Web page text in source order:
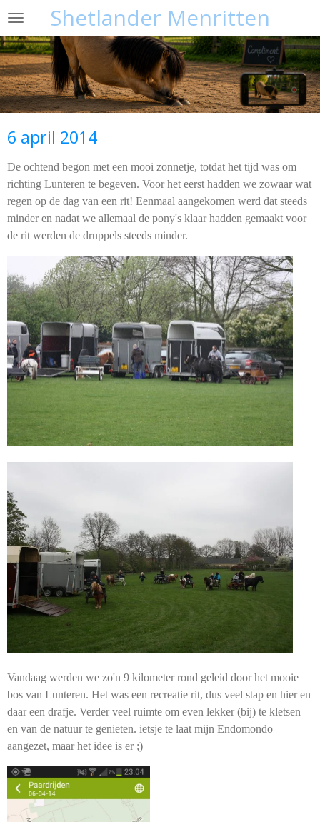
Ga
naar
de
hoofdinhoud
Shetlander Menritten
6 april 2014
De ochtend begon met een mooi zonnetje, totdat het tijd was om
richting Lunteren te begeven. Voor het eerst hadden we zowaar wat
regen op de dag van een rit! Eenmaal aangekomen werd dat steeds
minder en nadat we allemaal de pony's klaar hadden gemaakt voor
de rit werden de druppels steeds minder.
Vandaag werden we zo'n 9 kilometer rond geleid door het mooie
bos van Lunteren. Het was een recreatie rit, dus veel stap en hier en
daar een drafje. Verder veel ruimte om even lekker (bij) te kletsen
en van de natuur te genieten. ietsje te laat mijn Endomondo
aangezet, maar het idee is er ;)